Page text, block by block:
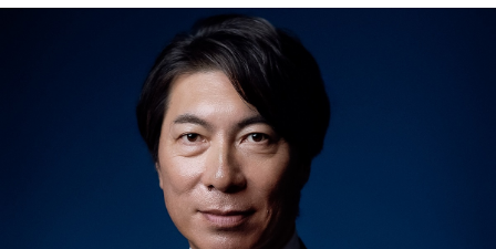
冷静沈着なタイプ。感情に飲まれず、俯瞰して考えられるタ
イプです。ただ、いつも冷静すぎると近寄りがたく見られる
こともあるので、時には素直になってみましょう。
天使も悪魔も、どちらもあなたの一部。自分の中の両方を知
っておくことが、いざという時の本当の強さになるのかもし
2． パスポートなどの身分証
3． 買ったばかりの乾電池
この心理テストでわかることは、追い詰められた時に出る、
あなたの「究極の裏の顔」です。
とっさに握りしめたものは、あなたが窮地で無意識に守ろう
とする「本当に大切なもの」を暗示しています。冷静ではい
られない極限の場面でこそ、普段は隠れているあなたの本性